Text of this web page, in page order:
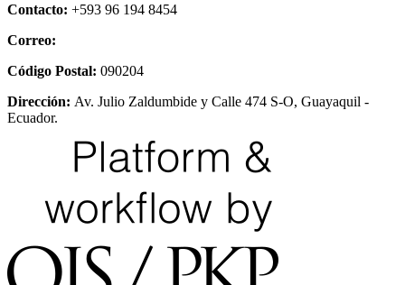
Contacto: +593 96 194 8454
Correo:
Código Postal: 090204
Dirección: Av. Julio Zaldumbide y Calle 474 S-O, Guayaquil -
Ecuador.